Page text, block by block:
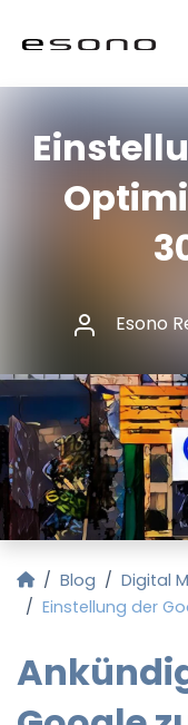
Esono
Startseite
Blog
Digital
Einstellung der